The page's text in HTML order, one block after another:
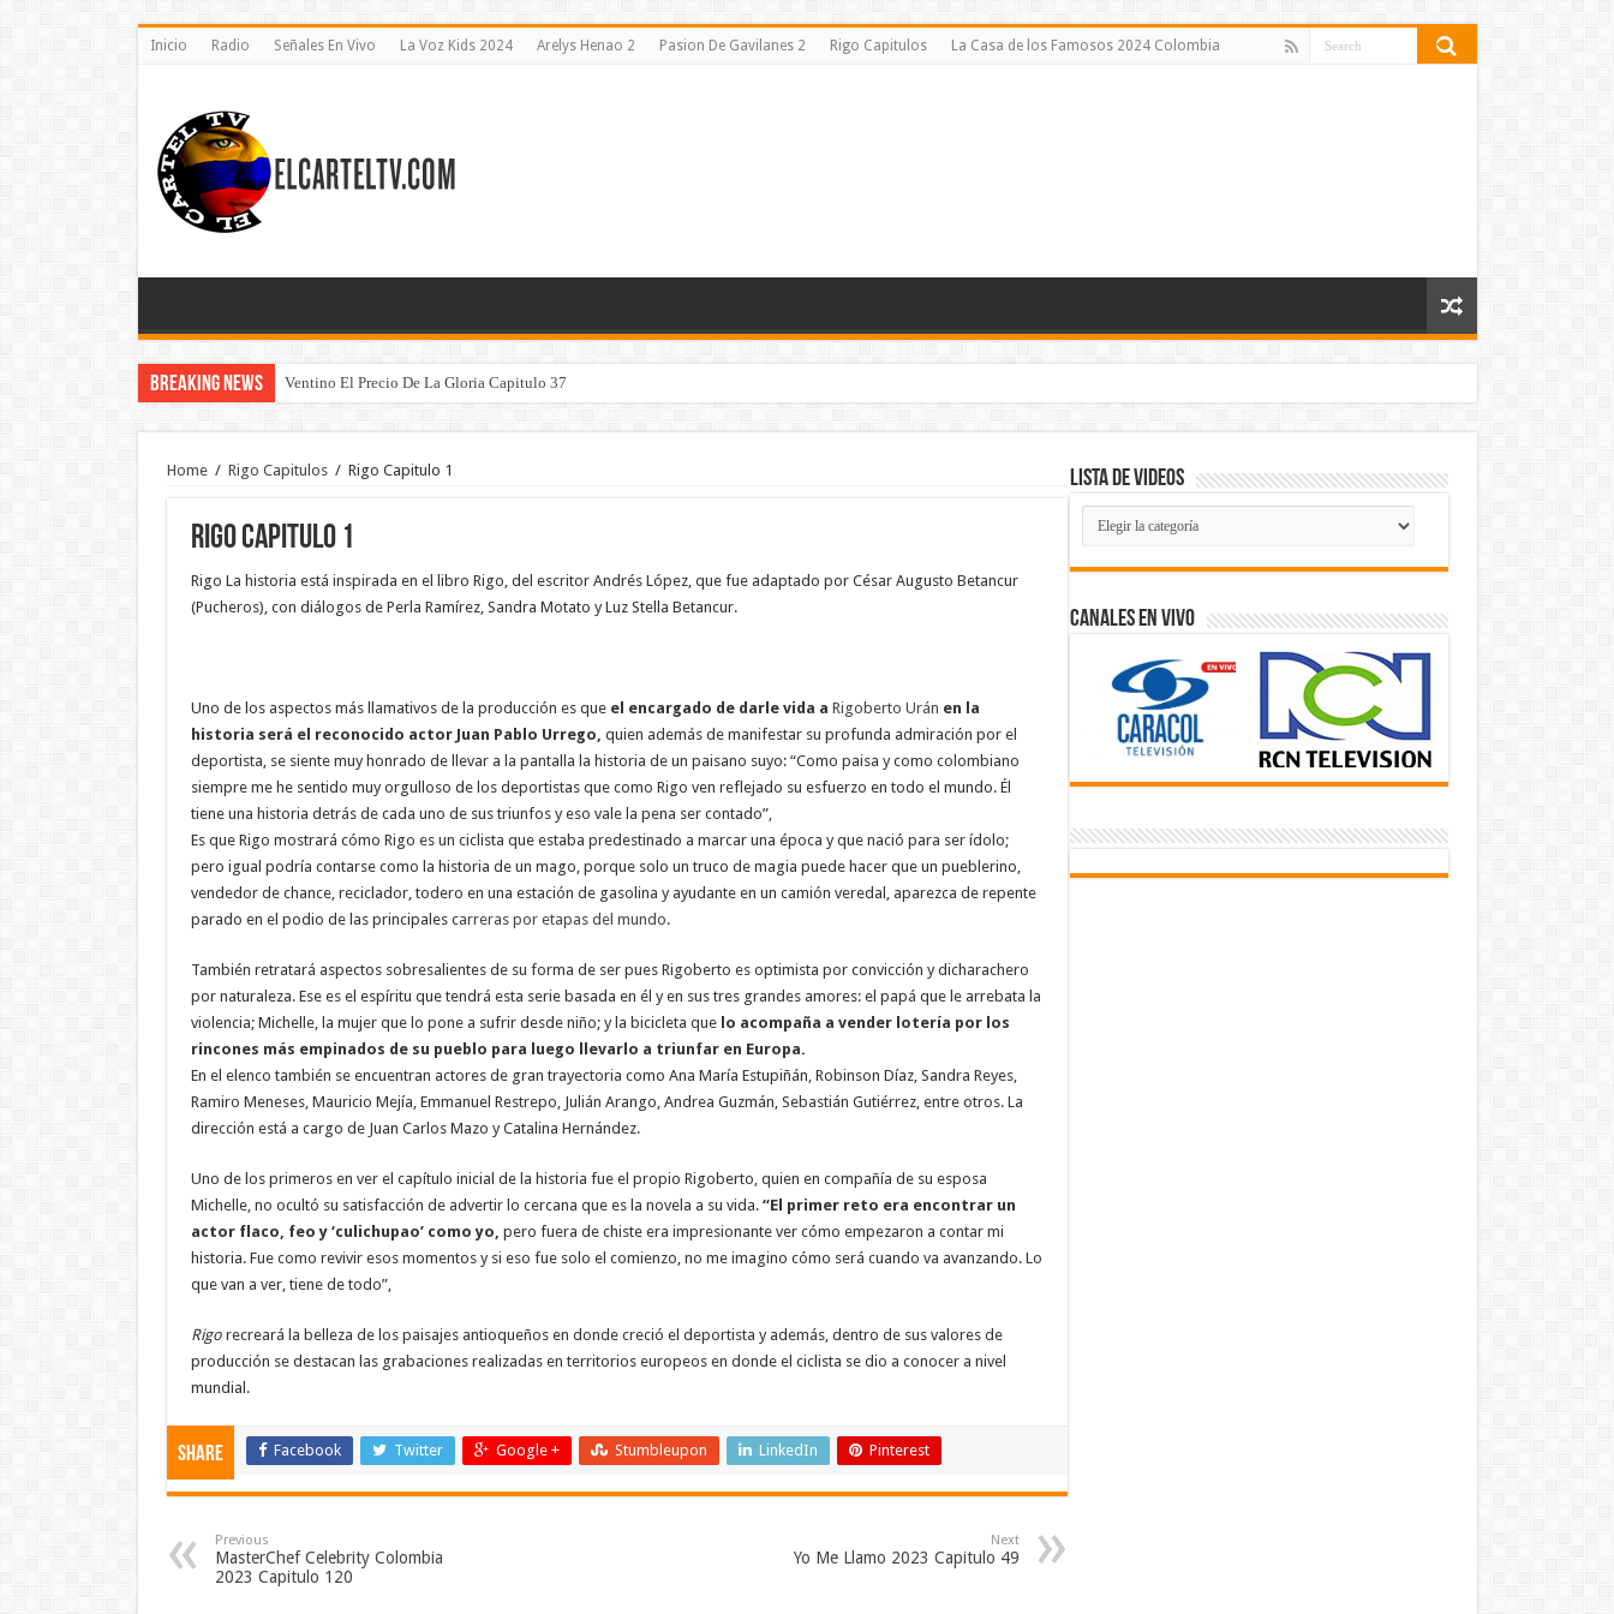
Inicio Radio Señales En Vivo La Voz Kids 2024 Arelys Henao 2 Pasion De Gavilanes 2 Rigo Capitulos La Casa de los Famosos 2024 Colombia
Breaking News Ventino El Precio De La Gloria Capitulo 37
Home / Rigo Capitulos / Rigo Capitulo 1
Rigo Capitulo 1
Rigo La historia está inspirada en el libro Rigo, del escritor Andrés López, que fue adaptado por César Augusto Betancur
(Pucheros), con diálogos de Perla Ramírez, Sandra Motato y Luz Stella Betancur.
Uno de los aspectos más llamativos de la producción es que el encargado de darle vida a Rigoberto Urán en la
historia será el reconocido actor Juan Pablo Urrego, quien además de manifestar su profunda admiración por el
deportista, se siente muy honrado de llevar a la pantalla la historia de un paisano suyo: “Como paisa y como colombiano
siempre me he sentido muy orgulloso de los deportistas que como Rigo ven reflejado su esfuerzo en todo el mundo. Él
tiene una historia detrás de cada uno de sus triunfos y eso vale la pena ser contado”,
Es que Rigo mostrará cómo Rigo es un ciclista que estaba predestinado a marcar una época y que nació para ser ídolo;
pero igual podría contarse como la historia de un mago, porque solo un truco de magia puede hacer que un pueblerino,
vendedor de chance, reciclador, todero en una estación de gasolina y ayudante en un camión veredal, aparezca de repente
parado en el podio de las principales carreras por etapas del mundo.
También retratará aspectos sobresalientes de su forma de ser pues Rigoberto es optimista por convicción y dicharachero
por naturaleza. Ese es el espíritu que tendrá esta serie basada en él y en sus tres grandes amores: el papá que le arrebata la
violencia; Michelle, la mujer que lo pone a sufrir desde niño; y la bicicleta que lo acompaña a vender lotería por los
rincones más empinados de su pueblo para luego llevarlo a triunfar en Europa.
En el elenco también se encuentran actores de gran trayectoria como Ana María Estupiñán, Robinson Díaz, Sandra Reyes,
Ramiro Meneses, Mauricio Mejía, Emmanuel Restrepo, Julián Arango, Andrea Guzmán, Sebastián Gutiérrez, entre otros. La
dirección está a cargo de Juan Carlos Mazo y Catalina Hernández.
Uno de los primeros en ver el capítulo inicial de la historia fue el propio Rigoberto, quien en compañía de su esposa
Michelle, no ocultó su satisfacción de advertir lo cercana que es la novela a su vida. “El primer reto era encontrar un
actor flaco, feo y ‘culichupao’ como yo, pero fuera de chiste era impresionante ver cómo empezaron a contar mi
historia. Fue como revivir esos momentos y si eso fue solo el comienzo, no me imagino cómo será cuando va avanzando. Lo
que van a ver, tiene de todo”,
Rigo recreará la belleza de los paisajes antioqueños en donde creció el deportista y además, dentro de sus valores de
producción se destacan las grabaciones realizadas en territorios europeos en donde el ciclista se dio a conocer a nivel
mundial.
Share Facebook Twitter Google + Stumbleupon LinkedIn Pinterest
Previous
MasterChef Celebrity Colombia
2023 Capitulo 120
Next
Yo Me Llamo 2023 Capitulo 49
Lista de Videos
Lista
de
Videos
Canales En Vivo